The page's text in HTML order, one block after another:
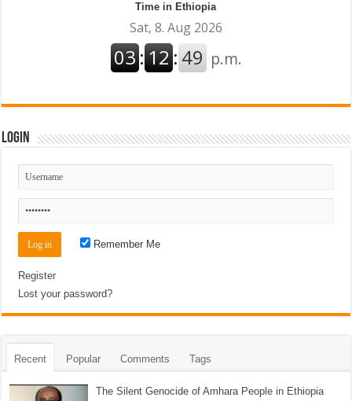
Time in Ethiopia
Login
Remember Me
Register
Lost your password?
Recent Popular Comments Tags
The Silent Genocide of Amhara People in Ethiopia